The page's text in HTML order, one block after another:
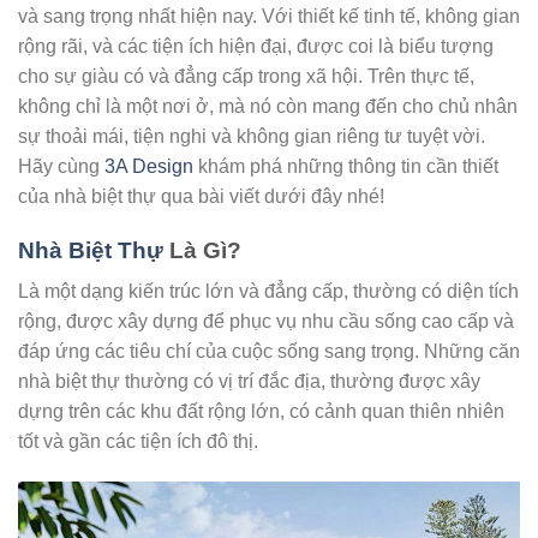
và sang trọng nhất hiện nay. Với thiết kế tinh tế, không gian
rộng rãi, và các tiện ích hiện đại, được coi là biểu tượng
cho sự giàu có và đẳng cấp trong xã hội. Trên thực tế,
không chỉ là một nơi ở, mà nó còn mang đến cho chủ nhân
sự thoải mái, tiện nghi và không gian riêng tư tuyệt vời.
Hãy cùng 3A Design khám phá những thông tin cần thiết
của nhà biệt thự qua bài viết dưới đây nhé!
Nhà Biệt Thự Là Gì?
Là một dạng kiến trúc lớn và đẳng cấp, thường có diện tích
rộng, được xây dựng để phục vụ nhu cầu sống cao cấp và
đáp ứng các tiêu chí của cuộc sống sang trọng. Những căn
nhà biệt thự thường có vị trí đắc địa, thường được xây
dựng trên các khu đất rộng lớn, có cảnh quan thiên nhiên
tốt và gần các tiện ích đô thị.